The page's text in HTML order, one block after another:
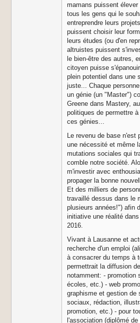
mamans puissent
tous les gens qui le
entreprendre leurs
puissent choisir leur
leurs études (ou d'en
altruistes puissent
le bien-être des autres,
citoyen puisse
plein potentiel dans une
juste... Chaque
un génie (un "Master")
Greene dans Mastery,
politiques de permettre
ces génies...
Le revenu de base n'est
une nécessité et même
mutations sociales qui
comble notre société.
m'investir avec
propager la bonne
Et des milliers de
travaillé dessus dans le
plusieurs années!") afin
initiative une réalité
2016.
Vivant à Lausanne et
recherche d'un emploi
à consacrer du temps à
permettrait la diffusion
notamment: - promotion
écoles, etc.) - web
graphisme et gestion de
sociaux, rédaction,
promotion, etc.) - pour
l'association (diplômé